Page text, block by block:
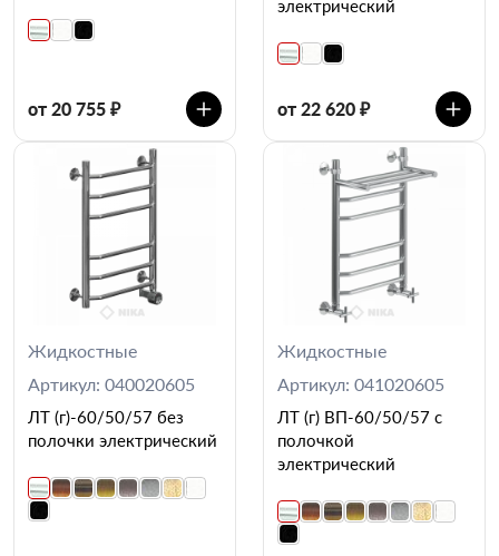
от 20 755 ₽
электрический
от 22 620 ₽
Жидкостные
Артикул: 040020605
ЛТ (г)-60/50/57 без
полочки электрический
Жидкостные
Артикул: 041020605
ЛТ (г) ВП-60/50/57 с
полочкой
электрический